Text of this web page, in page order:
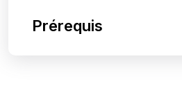
Prérequis